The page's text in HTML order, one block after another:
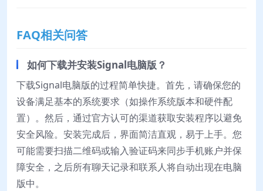
FAQ相关问答
如何下载并安装Signal电脑版？
下载Signal电脑版的过程简单快捷。首先，请确保您的
设备满足基本的系统要求（如操作系统版本和硬件配
置）。然后，通过官方认可的渠道获取安装程序以避免
安全风险。安装完成后，界面简洁直观，易于上手。您
可能需要扫描二维码或输入验证码来同步手机账户并保
障安全，之后所有聊天记录和联系人将自动出现在电脑
版中。